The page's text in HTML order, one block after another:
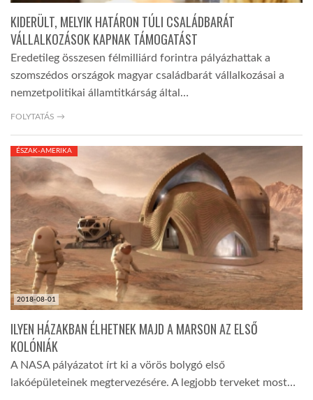
KIDERÜLT, MELYIK HATÁRON TÚLI CSALÁDBARÁT
VÁLLALKOZÁSOK KAPNAK TÁMOGATÁST
Eredetileg összesen félmilliárd forintra pályázhattak a
szomszédos országok magyar családbarát vállalkozásai a
nemzetpolitikai államtitkárság által…
FOLYTATÁS →
2018-08-01
ÉSZAK-AMERIKA
ILYEN HÁZAKBAN ÉLHETNEK MAJD A MARSON AZ ELSŐ
KOLÓNIÁK
A NASA pályázatot írt ki a vörös bolygó első
lakóépületeinek megtervezésére. A legjobb terveket most…